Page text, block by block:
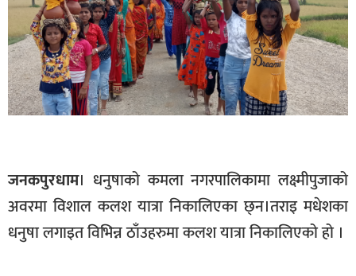
मधेश
विशेष
राजनीति
प्रमुख
अन्तराष्ट्रिय
अन्तरबार्ता
जनकपुरधाम। धनुषाको कमला नगरपालिकामा लक्ष्मीपुजाको
अवरमा विशाल कलश यात्रा निकालिएका छ्न।तराइ मधेशका
धनुषा लगाइत विभिन्न ठाँउहरुमा कलश यात्रा निकालिएको हो ।